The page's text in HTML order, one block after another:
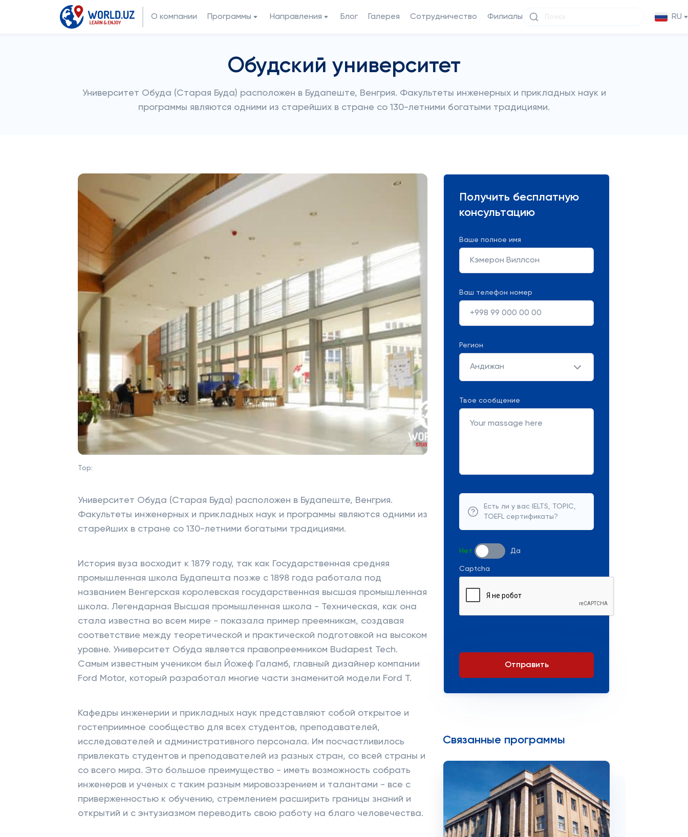
О компании Программы Направления Блог Галерея Сотрудничество Филиалы RU
Обудский университет
Университет Обуда (Старая Буда) расположен в Будапеште, Венгрия. Факультеты инженерных и прикладных наук и
программы являются одними из старейших в стране со 130-летними богатыми традициями.
Top:
Университет Обуда (Старая Буда) расположен в Будапеште, Венгрия.
Факультеты инженерных и прикладных наук и программы являются одними из
старейших в стране со 130-летними богатыми традициями.
История вуза восходит к 1879 году, так как Государственная средняя
промышленная школа Будапешта позже с 1898 года работала под
названием Венгерская королевская государственная высшая промышленная
школа. Легендарная Высшая промышленная школа - Техническая, как она
стала известна во всем мире - показала пример преемникам, создавая
соответствие между теоретической и практической подготовкой на высоком
уровне. Университет Обуда является правопреемником Budapest Tech.
Самым известным учеником был Йожеф Галамб, главный дизайнер компании
Ford Motor, который разработал многие части знаменитой модели Ford T.
Кафедры инженерии и прикладных наук представляют собой открытое и
гостеприимное сообщество для всех студентов, преподавателей,
исследователей и административного персонала. Им посчастливилось
привлекать студентов и преподавателей из разных стран, со всей страны и
со всего мира. Это большое преимущество - иметь возможность собрать
инженеров и ученых с таким разным мировоззрением и талантами - все с
приверженностью к обучению, стремлением расширить границы знаний и
открытий и с энтузиазмом переводить свою работу на благо человечества.
Получить бесплатную
консультацию
Ваше полное имя
Ваш телефон номер
Регион
Андижан
Твое сообщение
Есть ли у вас IELTS, TOPIC,
TOEFL сертификаты?
Нет Да
Captcha
Отправить
Связанные программы